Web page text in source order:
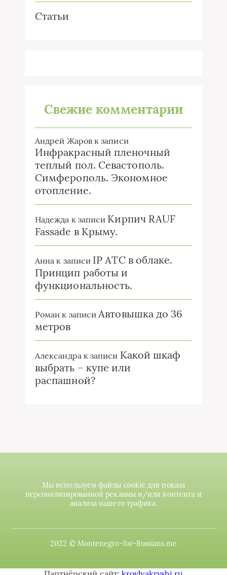
Статьи
Свежие комментарии
Андрей Жаровк записи
Инфракрасный пленочный
теплый пол. Севастополь.
Симферополь. Экономное
отопление.
Надежда к записи Кирпич RAUF
Fassade в Крыму.
Анна к записи IP ATC в облаке.
Принцип работы и
функциональность.
Роман к записиАвтовышка до 36
метров
Александрак записи Какой шкаф
выбрать – купе или
распашной?
Мы используем файлы cookie для показа
персонализированной рекламы и/или контента и
анализа нашего трафика.
2022 © Montenegro-for-Russians.me